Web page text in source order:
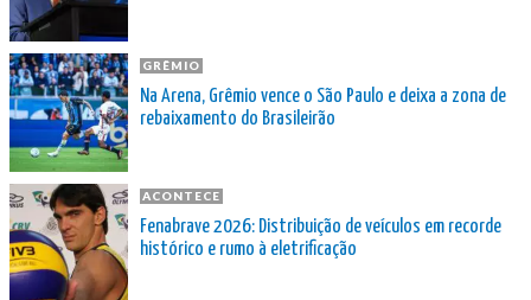
GRÊMIO
Na Arena, Grêmio vence o São Paulo e deixa a zona de
rebaixamento do Brasileirão
ACONTECE
Fenabrave 2026: Distribuição de veículos em recorde
histórico e rumo à eletrificação